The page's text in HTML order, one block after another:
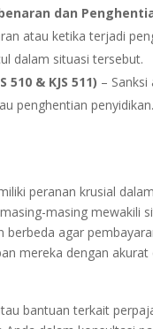
dan
atau ketika terjadi
dalam situasi tersebut.
& KJS 511) –
penghentian penyidikan.
peranan krusial
masing mewakili
berbeda agar
mereka dengan akurat
bantuan terkait